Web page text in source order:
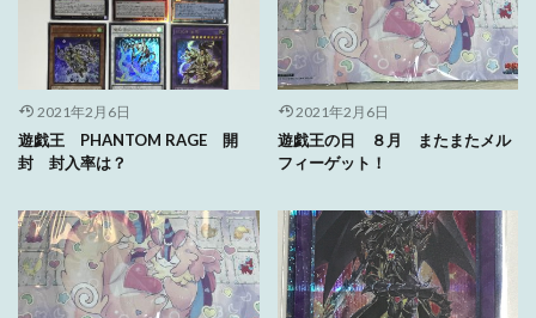
2021年2月6日
遊戯王 PHANTOM RAGE 開
封 封入率は？
2021年2月6日
遊戯王の日 ８月 またまたメル
フィーゲット！